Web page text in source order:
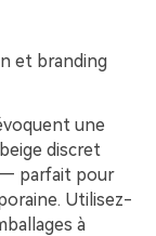
et branding
une
discret
— parfait pour
Utilisez-
à